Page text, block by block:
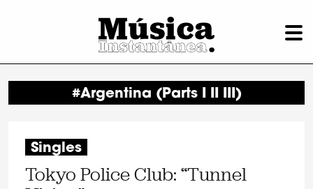
#Argentina (Parts I II III)
Singles
Tokyo Police Club: “Tunnel